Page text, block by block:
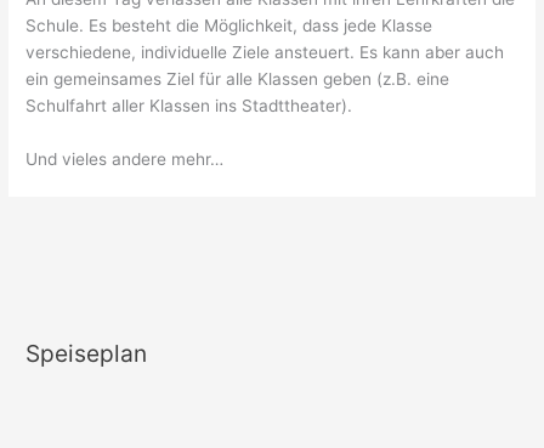
Schule. Es besteht die Möglichkeit, dass jede Klasse
verschiedene, individuelle Ziele ansteuert. Es kann aber auch
ein gemeinsames Ziel für alle Klassen geben (z.B. eine
Schulfahrt aller Klassen ins Stadttheater).
Und vieles andere mehr…
Speiseplan